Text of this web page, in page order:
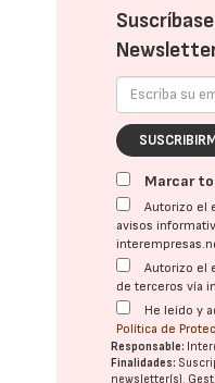
Marcar
Autorizo el
avisos
Autorizo el
de terceros vía
He leído y
Política de
Responsable:
Finalidades:
newsletter(s).